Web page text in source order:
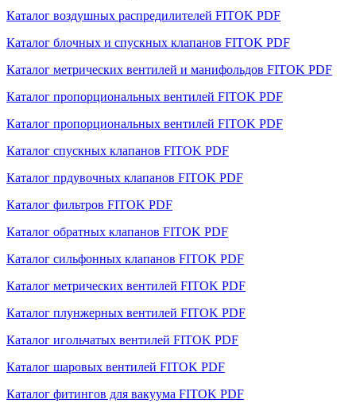
Каталог воздушных распредилителей FITOK PDF
Каталог блочных и спускных клапанов FITOK PDF
Каталог метрических вентилей и манифольдов FITOK PDF
Каталог пропорциональных вентилей FITOK PDF
Каталог пропорциональных вентилей FITOK PDF
Каталог спускных клапанов FITOK PDF
Каталог прдувочных клапанов FITOK PDF
Каталог фильтров FITOK PDF
Каталог обратных клапанов FITOK PDF
Каталог сильфонных клапанов FITOK PDF
Каталог метрических вентилей FITOK PDF
Каталог плунжерных вентилей FITOK PDF
Каталог игольчатых вентилей FITOK PDF
Каталог шаровых вентилей FITOK PDF
Каталог фитингов для вакуума FITOK PDF